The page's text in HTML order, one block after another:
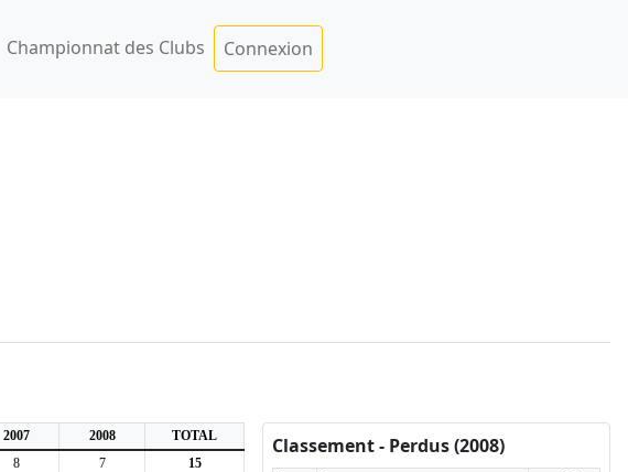
Championnat des Clubs Connexion
2007 2008
TOTAL
8 7
15
Classement - Perdus (2008)